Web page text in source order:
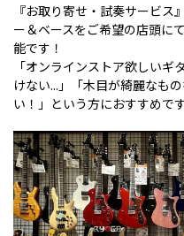
『お取り寄せ・試奏サービス
ー＆ベースをご希望の店頭に
能です！
「オンラインストア欲しい
けない...」「木目が綺麗なも
い！」という方におすすめで